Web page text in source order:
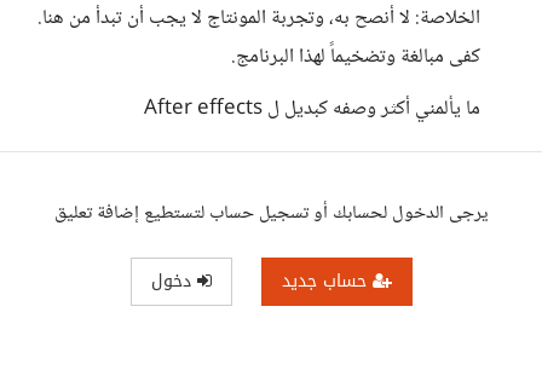
الخلاصة: لا أنصح به، وتجربة المونتاج لا يجب أن تبدأ من هنا.
كفى مبالغة وتضخيماً لهذا البرنامج.
ما يألمني أكثر وصفه كبديل ل After effects
يرجى الدخول لحسابك أو تسجيل حساب لتستطيع إضافة تعليق
حساب جديد دخول